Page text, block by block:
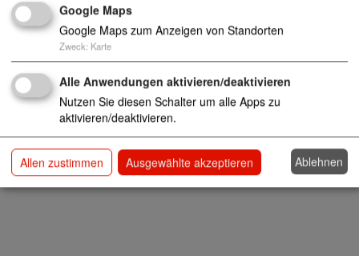
Ambulant Betreutes Wohnen für Senioren
Google Maps
Google Maps zum Anzeigen von Standorten
Zweck: Karte
Alle Anwendungen aktivieren/deaktivieren
Nutzen Sie diesen Schalter um alle Apps zu
aktivieren/deaktivieren.
Allen zustimmen Ausgewählte akzeptieren Ablehnen